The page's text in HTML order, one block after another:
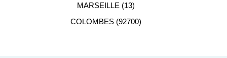
MARSEILLE (13)
COLOMBES (92700)